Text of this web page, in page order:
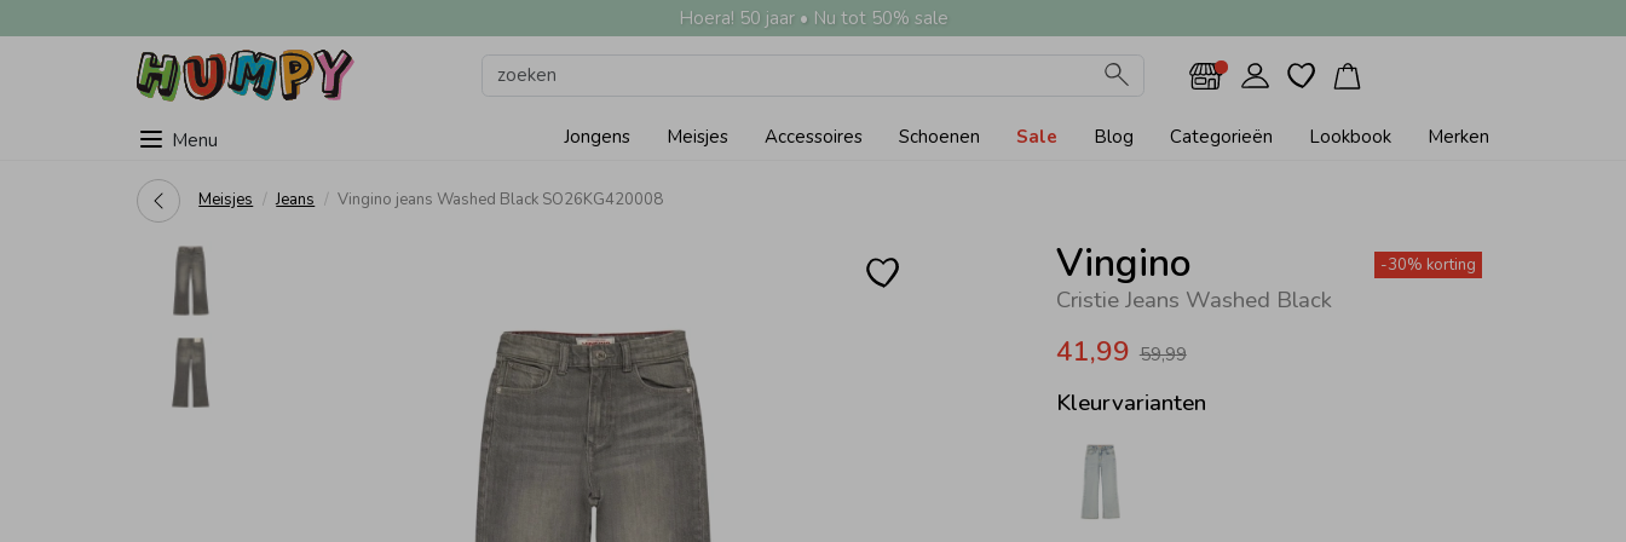
Hoera! 50 jaar • Nu tot 50% sale
Menu Jongens Meisjes Accessoires Schoenen Sale Blog Categorieën Lookbook Merken
Meisjes Jeans Vingino jeans Washed Black SO26KG420008
Vingino
Cristie Jeans Washed Black
-30% korting
41,99 59,99
Kleurvarianten